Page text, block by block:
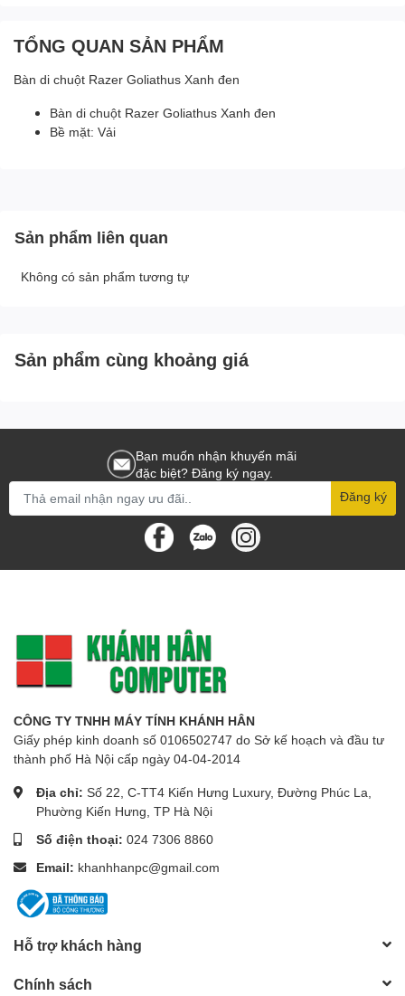
TỔNG QUAN SẢN PHẨM
Bàn di chuột Razer Goliathus Xanh đen
Bàn di chuột Razer Goliathus Xanh đen
Bề mặt: Vải
Sản phẩm liên quan
Không có sản phẩm tương tự
Sản phẩm cùng khoảng giá
Bạn muốn nhận khuyến mãi
đặc biệt? Đăng ký ngay.
Đăng ký
CÔNG TY TNHH MÁY TÍNH KHÁNH HÂN
Giấy phép kinh doanh số 0106502747 do Sở kế hoạch và đầu tư
thành phố Hà Nội cấp ngày 04-04-2014
Địa chỉ: Số 22, C-TT4 Kiến Hưng Luxury, Đường Phúc La,
Phường Kiến Hưng, TP Hà Nội
Số điện thoại: 024 7306 8860
Email: khanhhanpc@gmail.com
Hỗ trợ khách hàng
Chính sách